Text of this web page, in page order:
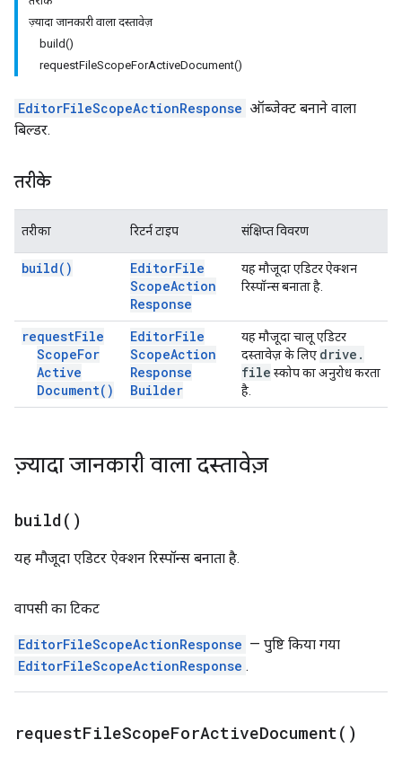
ज़्यादा जानकारी वाला दस्तावेज़
build()
requestFileScopeForActiveDocument()
EditorFileScopeActionResponse ऑब्जेक्ट बनाने वाला
बिल्डर.
तरीके
तरीका रिटर्न टाइप संक्षिप्त विवरण
build( ) EditorFile
ScopeAction
Response
यह मौजूदा एडिटर ऐक्शन
रिस्पॉन्स बनाता है.
requestFile
ScopeFor
Active
Document( )
EditorFile
ScopeAction
Response
Builder
यह मौजूदा चालू एडिटर
दस्तावेज़ के लिए drive .
file स्कोप का अनुरोध करता
है.
ज़्यादा जानकारी वाला दस्तावेज़
build( )
यह मौजूदा एडिटर ऐक्शन रिस्पॉन्स बनाता है.
वापसी का टिकट
EditorFileScopeActionResponse — पुष्टि किया गया
EditorFileScopeActionResponse .
requestFileScopeForActiveDocument( )